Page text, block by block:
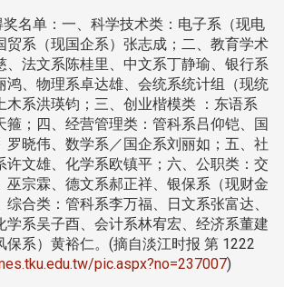
名单：一、科学技术类：电子系（现电
贸系（现国企系）张志成；二、教育学术
、法文系陈桂里、中文系丁静瑜、银行系
鸿、物理系卓达雄、会统系统计组（现统
木系洪瑛钧；三、创业楷模类 ：东语系
箍；四、经营管理类：管科系吕仰铠、国
罗晓伟、数学系／国企系刘丽如；五、社
许文雄、化学系欧镇平；六、公职类：交
巫宗霖、德文系郝正祥、银保系（现财金
合类：管科系李万福、日文系张富达、
学系吴子酉、会计系林宥宏、经济系董建
保系）黄裕仁。(摘自淡江时报 第 1222
pic.aspx?no=237007)